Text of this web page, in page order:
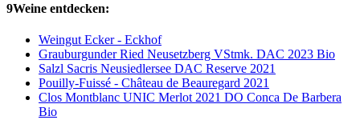
9Weine entdecken:
Weingut Ecker - Eckhof
Grauburgunder Ried Neusetzberg VStmk. DAC 2023 Bio
Salzl Sacris Neusiedlersee DAC Reserve 2021
Pouilly-Fuissé - Château de Beauregard 2021
Clos Montblanc UNIC Merlot 2021 DO Conca De Barbera
Bio